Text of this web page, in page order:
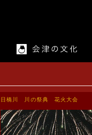
日橋川 川の祭典 花火大会